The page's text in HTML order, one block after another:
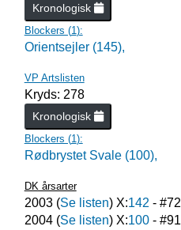
Kronologisk
Blockers (1):
Orientsejler (145),
VP Artslisten
Kryds: 278
Kronologisk
Blockers (1):
Rødbrystet Svale (100),
DK årsarter
2003(Se listen) X:142 - #72
2004(Se listen) X:100- #91